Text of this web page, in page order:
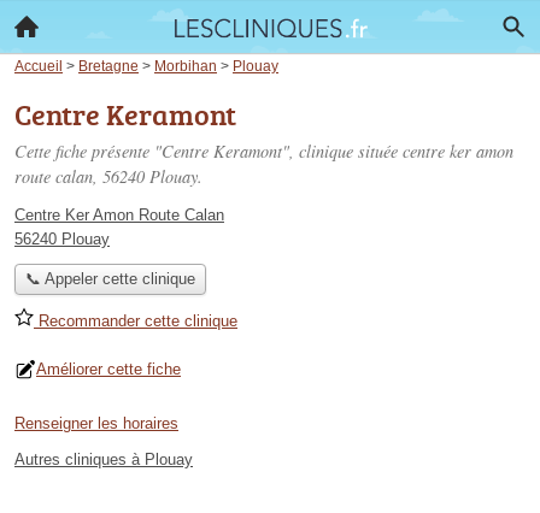
Accueil > Bretagne > Morbihan > Plouay
Centre Keramont
Cette fiche présente "Centre Keramont", clinique située centre ker amon
route calan, 56240 Plouay.
Centre Ker Amon Route Calan
56240 Plouay
📞 Appeler cette clinique
Recommander cette clinique
Améliorer cette fiche
Renseigner les horaires
Autres cliniques à Plouay